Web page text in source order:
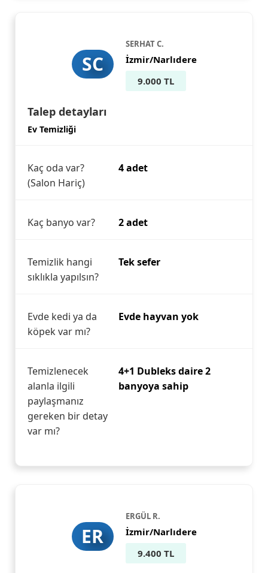
SC
SERHAT C.
İzmir/Narlıdere
9.000 TL
Talep detayları
Ev Temizliği
Kaç oda var?
(Salon Hariç)
4 adet
Kaç banyo var? 2 adet
Temizlik hangi
sıklıkla yapılsın?
Tek sefer
Evde kedi ya da
köpek var mı?
Evde hayvan yok
Temizlenecek
alanla ilgili
paylaşmanız
gereken bir detay
var mı?
4+1 Dubleks daire 2
banyoya sahip
ER
ERGÜL R.
İzmir/Narlıdere
9.400 TL